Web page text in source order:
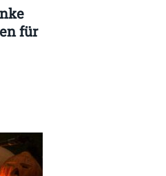
für